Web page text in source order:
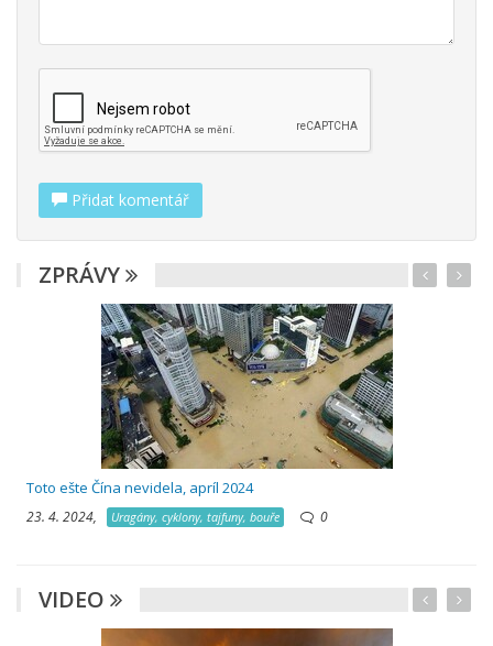
Přidat komentář
ZPRÁVY
Toto ešte Čína nevidela, apríl 2024
23. 4. 2024, Uragány, cyklony, tajfuny, bouře 0
VIDEO